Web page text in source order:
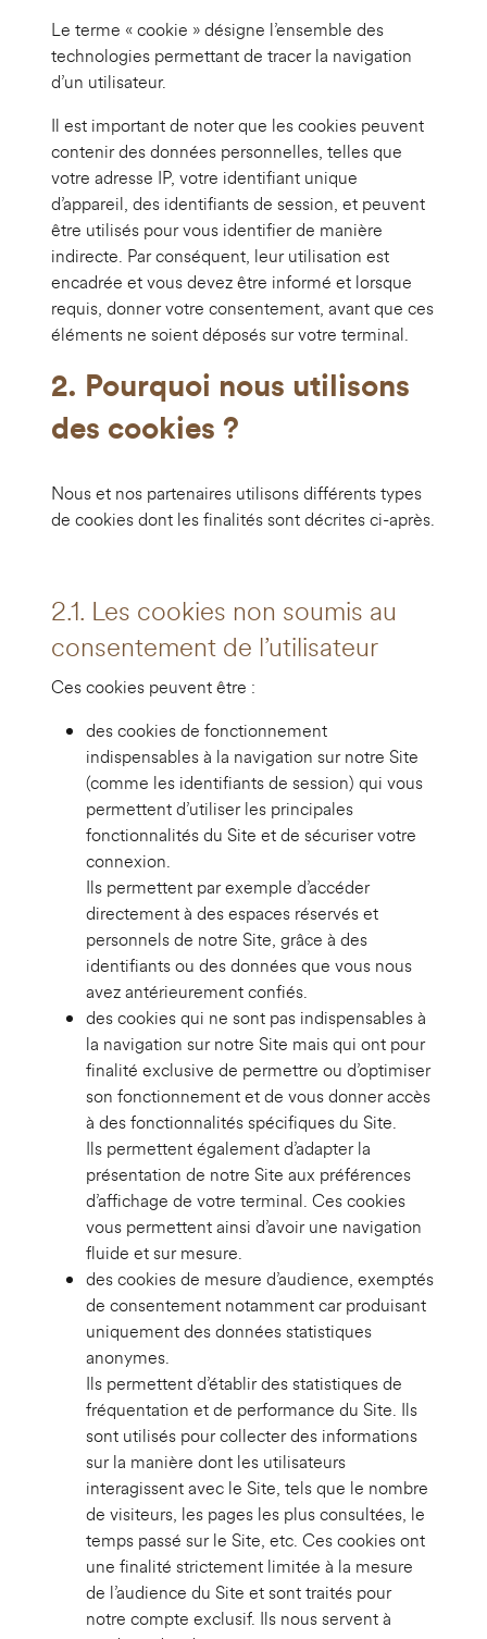
Le terme « cookie » désigne l’ensemble des
technologies permettant de tracer la navigation
d’un utilisateur.
Il est important de noter que les cookies peuvent
contenir des données personnelles, telles que
votre adresse IP, votre identifiant unique
d’appareil, des identifiants de session, et peuvent
être utilisés pour vous identifier de manière
indirecte. Par conséquent, leur utilisation est
encadrée et vous devez être informé et lorsque
requis, donner votre consentement, avant que ces
éléments ne soient déposés sur votre terminal.
2. Pourquoi nous utilisons
des cookies ?
Nous et nos partenaires utilisons différents types
de cookies dont les finalités sont décrites ci-après.
2.1. Les cookies non soumis au
consentement de l’utilisateur
Ces cookies peuvent être :
des cookies de fonctionnement
indispensables à la navigation sur notre Site
(comme les identifiants de session) qui vous
permettent d’utiliser les principales
fonctionnalités du Site et de sécuriser votre
connexion.
Ils permettent par exemple d’accéder
directement à des espaces réservés et
personnels de notre Site, grâce à des
identifiants ou des données que vous nous
avez antérieurement confiés.
des cookies qui ne sont pas indispensables à
la navigation sur notre Site mais qui ont pour
finalité exclusive de permettre ou d’optimiser
son fonctionnement et de vous donner accès
à des fonctionnalités spécifiques du Site.
Ils permettent également d’adapter la
présentation de notre Site aux préférences
d’affichage de votre terminal. Ces cookies
vous permettent ainsi d’avoir une navigation
fluide et sur mesure.
des cookies de mesure d’audience, exemptés
de consentement notamment car produisant
uniquement des données statistiques
anonymes.
Ils permettent d’établir des statistiques de
fréquentation et de performance du Site. Ils
sont utilisés pour collecter des informations
sur la manière dont les utilisateurs
interagissent avec le Site, tels que le nombre
de visiteurs, les pages les plus consultées, le
temps passé sur le Site, etc. Ces cookies ont
une finalité strictement limitée à la mesure
de l’audience du Site et sont traités pour
notre compte exclusif. Ils nous servent à